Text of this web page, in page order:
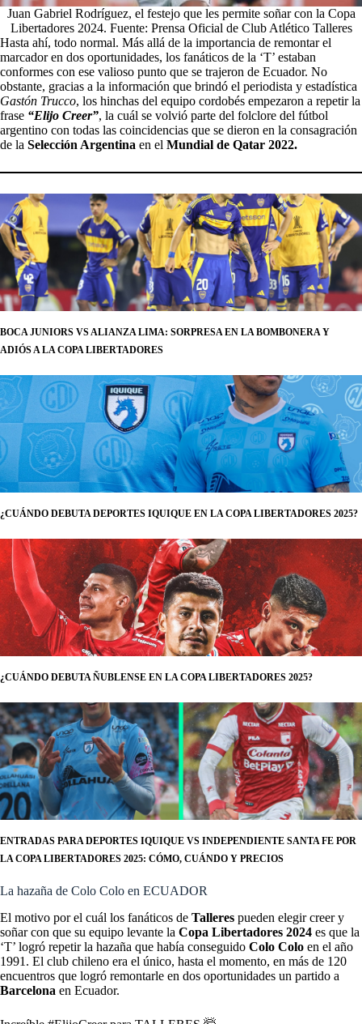
Juan Gabriel Rodríguez, el festejo que les permite soñar con la Copa
Libertadores 2024. Fuente: Prensa Oficial de Club Atlético Talleres
Hasta ahí, todo normal. Más allá de la importancia de remontar el
marcador en dos oportunidades, los fanáticos de la ‘T’ estaban
conformes con ese valioso punto que se trajeron de Ecuador. No
obstante, gracias a la información que brindó el periodista y estadística
Gastón Trucco, los hinchas del equipo cordobés empezaron a repetir la
frase “Elijo Creer”, la cuál se volvió parte del folclore del fútbol
argentino con todas las coincidencias que se dieron en la consagración
de la Selección Argentina en el Mundial de Qatar 2022.
BOCA JUNIORS VS ALIANZA LIMA: SORPRESA EN LA BOMBONERA Y
ADIÓS A LA COPA LIBERTADORES
¿CUÁNDO DEBUTA DEPORTES IQUIQUE EN LA COPA LIBERTADORES 2025?
¿CUÁNDO DEBUTA ÑUBLENSE EN LA COPA LIBERTADORES 2025?
ENTRADAS PARA DEPORTES IQUIQUE VS INDEPENDIENTE SANTA FE POR
LA COPA LIBERTADORES 2025: CÓMO, CUÁNDO Y PRECIOS
La hazaña de Colo Colo en ECUADOR
El motivo por el cuál los fanáticos de Talleres pueden elegir creer y
soñar con que su equipo levante la Copa Libertadores 2024 es que la
‘T’ logró repetir la hazaña que había conseguido Colo Colo en el año
1991. El club chileno era el único, hasta el momento, en más de 120
encuentros que logró remontarle en dos oportunidades un partido a
Barcelona en Ecuador.